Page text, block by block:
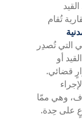
تُقام
التي تُصدِر
أو
قضائي.
وهي ممّا
على حِدة.